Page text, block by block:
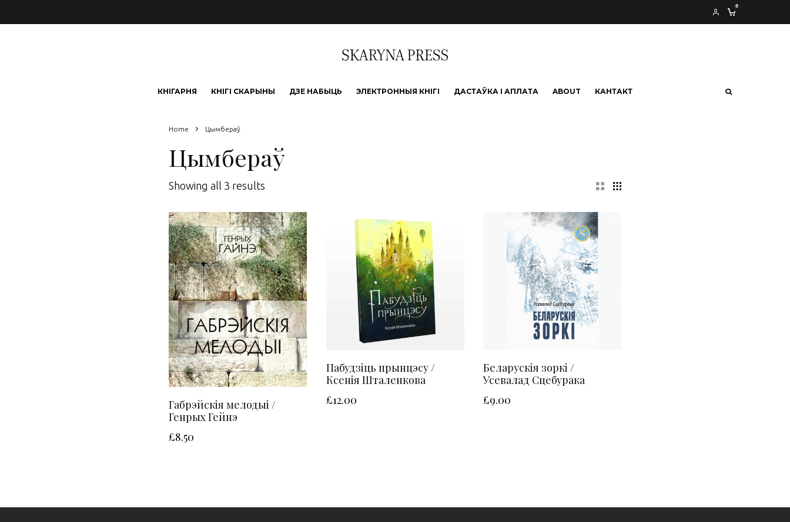
0
КНІГАРНЯ КНІГІ СКАРЫНЫ ДЗЕ НАБЫЦЬ ЭЛЕКТРОННЫЯ КНІГІ ДАСТАЎКА І АПЛАТА ABOUT КАНТАКТ
Home Цымбераў
Цымбераў
Showing all 3 results
Габрэйскія мелодыі /
Генрых Гейнэ
£8.50
Пабудзіць прынцэсу /
Ксенія Шталенкова
£12.00
Беларускія зоркі /
Усевалад Сцебурака
£9.00